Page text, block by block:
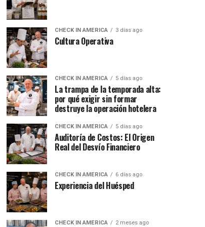
CHECK IN AMERICA 3 días ago
Cultura Operativa
CHECK IN AMERICA 5 días ago
La trampa de la temporada alta:
por qué exigir sin formar
destruye la operación hotelera
CHECK IN AMERICA 5 días ago
Auditoría de Costos: El Origen
Real del Desvío Financiero
CHECK IN AMERICA 6 días ago
Experiencia del Huésped
CHECK IN AMERICA 2 meses ago